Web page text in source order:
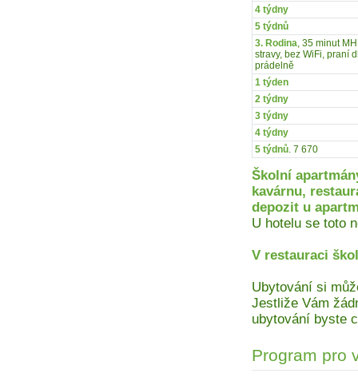
4 týdny
5 týdnů
3. Rodina, 35 minut
stravy, bez WiFi, praní
prádelně
1 týden
2 týdny
3 týdny
4 týdny
5 týdnů. 7 670
Školní
kavárnu,
depozit u
U hotelu se toto
V restauraci
Ubytování si
Jestliže Vám
ubytování byste
Program pro